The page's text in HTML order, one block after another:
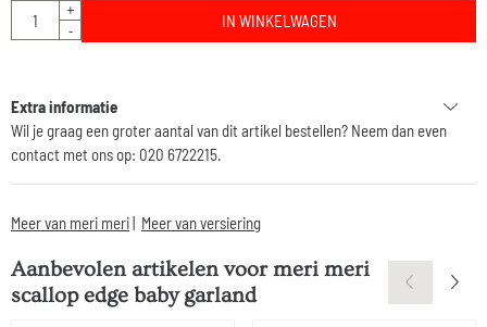
Aantal
+
-
IN WINKELWAGEN
Extra informatie
Wil je graag een groter aantal van dit artikel bestellen? Neem dan even
contact met ons op: 020 6722215.
Meer van meri meri| Meer van versiering
Aanbevolen artikelen voormeri meri
scallop edge baby garland